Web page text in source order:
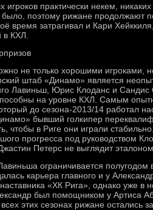
игроков практически некем,
поэтому рижане продолжают
время затрагивал и Кари
в КХЛ.
не только хорошими игроками,
штаб «Динамо» является
Лавиньш, Юрис Клоданс и Сандис
на уровне КХЛ. Самым
до сезона-2013/14 работал
бывший голкипер
чтобы в Риге они играли
прогресса под руководством
Петерс не выглядит
ограничивается полугодом
карьера главного и у
«ХК Рига», однако уже в
был помощником у Артиса
этих сезонах рижане остались